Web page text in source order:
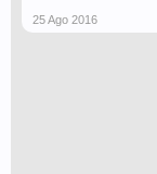
25 Ago 2016